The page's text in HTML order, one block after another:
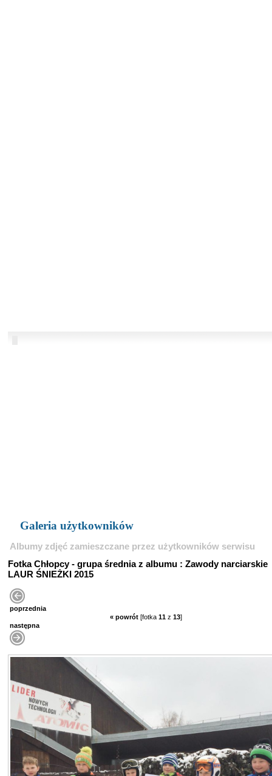
Galeria użytkowników
Albumy zdjęć zamieszczane przez użytkowników serwisu
Fotka Chłopcy - grupa średnia z albumu : Zawody narciarskie
LAUR ŚNIEŻKI 2015
poprzednia
« powrót [fotka 11 z 13]
następna